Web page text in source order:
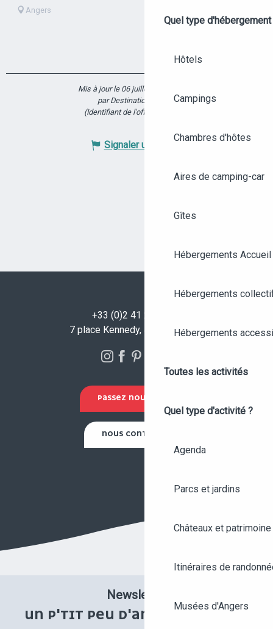
Quel type d'hébergement
Hôtels
Campings
Chambres d'hôtes
Aires de camping-car
Gîtes
Hébergements
Hébergements
Hébergements
Toutes les activités
Quel type d'activité ?
Agenda
Parcs et jardins
Châteaux et patrimoine
Itinéraires de
Musées d'Angers
Angers
Mis à jour le 06 juillet 2026 à 17:14
par Destination Angers
(Identifiant de l'offre :
Signaler une erreur
+33 (0)2 41 23 50 00
7 place Kennedy, 49100 Angers
PASSEZ NOUS VOIR !
NOUS CONTACTER
Newsletter
UN P'TIT PEU D'ANGERS UNE FOIS